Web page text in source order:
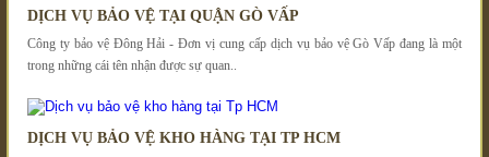
DỊCH VỤ BẢO VỆ TẠI QUẬN GÒ VẤP
Công ty bảo vệ Đông Hải - Đơn vị cung cấp dịch vụ bảo vệ Gò Vấp đang là một
trong những cái tên nhận được sự quan..
DỊCH VỤ BẢO VỆ KHO HÀNG TẠI TP HCM